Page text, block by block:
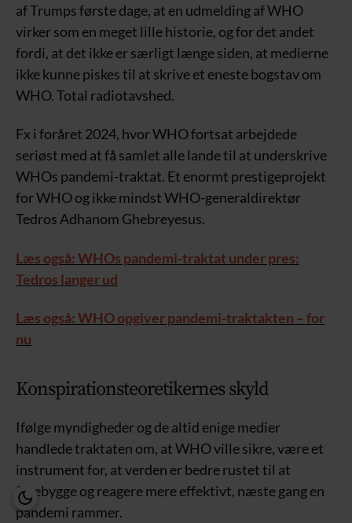
af Trumps første dage, at en udmelding af WHO
virker som en meget lille historie, og for det andet
fordi, at det ikke er særligt længe siden, at medierne
ikke kunne piskes til at skrive et eneste bogstav om
WHO. Total radiotavshed.
Fx i foråret 2024, hvor WHO fortsat arbejdede
seriøst med at få samlet alle lande til at underskrive
WHOs pandemi-traktat. Et enormt prestigeprojekt
for WHO og ikke mindst WHO-generaldirektør
Tedros Adhanom Ghebreyesus.
Læs også: WHOs pandemi-traktat under pres:
Tedros langer ud
Læs også: WHO opgiver pandemi-traktakten – for
nu
Konspirationsteoretikernes skyld
Ifølge myndigheder og de altid enige medier
handlede traktaten om, at WHO ville sikre, være et
instrument for, at verden er bedre rustet til at
forebygge og reagere mere effektivt, næste gang en
pandemi rammer.